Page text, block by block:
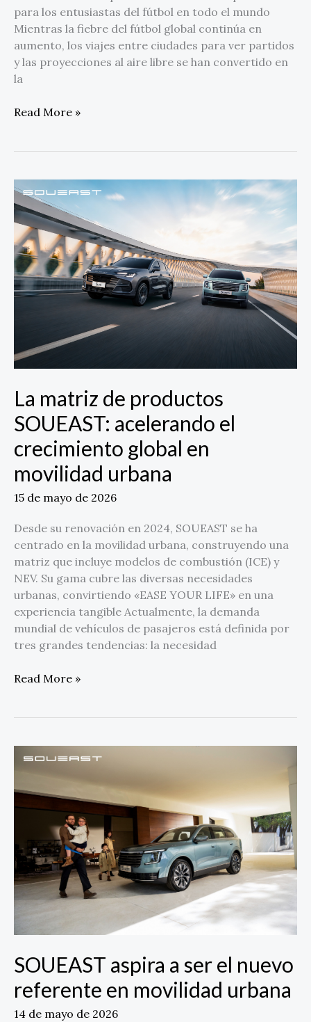
para los entusiastas del fútbol en todo el mundo
Mientras la fiebre del fútbol global continúa en
aumento, los viajes entre ciudades para ver partidos
y las proyecciones al aire libre se han convertido en
la
Read More »
La matriz de productos
SOUEAST: acelerando el
crecimiento global en
movilidad urbana
15 de mayo de 2026
Desde su renovación en 2024, SOUEAST se ha
centrado en la movilidad urbana, construyendo una
matriz que incluye modelos de combustión (ICE) y
NEV. Su gama cubre las diversas necesidades
urbanas, convirtiendo «EASE YOUR LIFE» en una
experiencia tangible Actualmente, la demanda
mundial de vehículos de pasajeros está definida por
tres grandes tendencias: la necesidad
La
matriz
de
productos
SOUEAST:
acelerando
el
movilidad
urbana
Read More »
SOUEAST aspira a ser el nuevo
referente en movilidad urbana
14 de mayo de 2026
SOUEAST
aspira
a
ser
nuevo
referente
en
movilidad
urbana